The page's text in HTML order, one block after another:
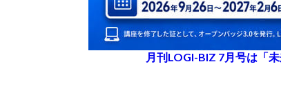
月刊LOGI-BIZ 7月号は「